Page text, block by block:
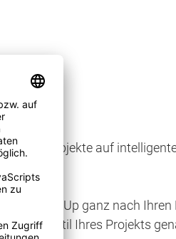
Objekte auf
SketchUp ganz nach Ihren
und Stil Ihres Projekts